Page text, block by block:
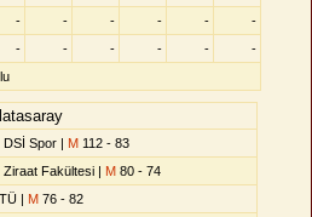
- - - - -
-
- - - - -
-
DSİ Spor | M 112 - 83
Ziraat Fakültesi | M 80 - 74
| M 76 - 82